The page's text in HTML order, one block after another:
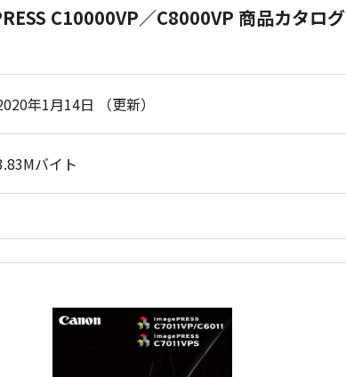
C10000VP／C8000VP 商品カタログ
年1月14日 （更新）
バイト